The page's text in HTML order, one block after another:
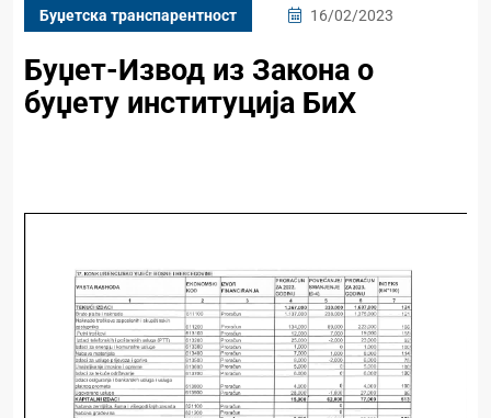
Буџетска транспарентност 16/02/2023
Буџет-Извод из Закона о
буџету институција БиХ